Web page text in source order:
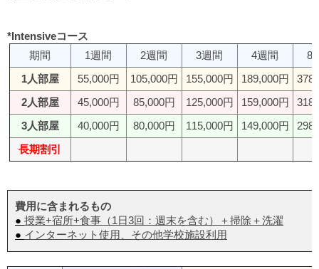
*Intensiveコース
期間
1週間 2週間 3週間 4週間
8
1人部屋
55,000円 105,000円 155,000円 189,000円
2人部屋
45,000円 85,000円 125,000円 159,000円
3人部屋
40,000円 80,000円 115,000円 149,000円
長期割引
費用に含まれるもの
● 授業+宿所+食事（1日3回：週末を含む）＋掃除＋洗濯
● インターネット使用、その他学校施設利用